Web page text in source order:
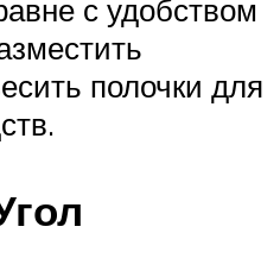
с удобством
полочки для